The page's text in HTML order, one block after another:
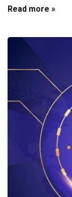
Read more »